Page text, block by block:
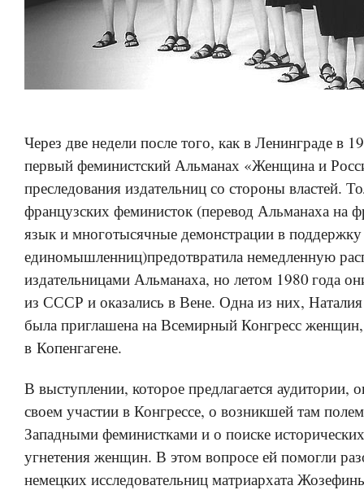
Через две недели после того, как в Ленинграде в
первый феминистский Альманах «Женщина и
преследования издательниц со стороны властей.
французских феминисток (перевод Альманаха на
язык и многотысячные демонстрации в поддержку
единомышленниц)предотвратила немедленную
издательницами Альманаха, но летом 1980 года
из СССР и оказались в Вене. Одна из них,
была приглашена на Всемирный Конгресс
в Копенгагене.
В выступлении, которое предлагается аудитории,
своем участии в Конгрессе, о возникшей там
Западными феминистками и о поиске
угнетения женщин. В этом вопросе ей помогли
немецких исследовательниц матриархата